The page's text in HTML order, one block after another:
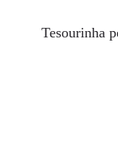
Tesourinha